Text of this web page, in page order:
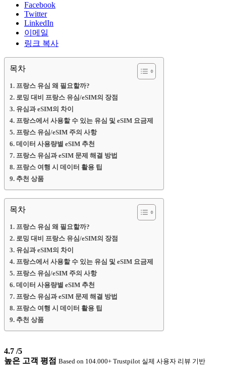
Facebook
Twitter
LinkedIn
이메일
링크 복사
목차
프랑스 유심 왜 필요할까?
로밍 대비 프랑스 유심/eSIM의 장점
유심과 eSIM의 차이
프랑스에서 사용할 수 있는 유심 및 eSIM 요금제
프랑스 유심/eSIM 주의 사항
데이터 사용량별 eSIM 추천
프랑스 유심과 eSIM 문제 해결 방법
프랑스 여행 시 데이터 활용 팁
추천 상품
목차
프랑스 유심 왜 필요할까?
로밍 대비 프랑스 유심/eSIM의 장점
유심과 eSIM의 차이
프랑스에서 사용할 수 있는 유심 및 eSIM 요금제
프랑스 유심/eSIM 주의 사항
데이터 사용량별 eSIM 추천
프랑스 유심과 eSIM 문제 해결 방법
프랑스 여행 시 데이터 활용 팁
추천 상품
4.7 /5
높은 고객 평점 Based on 104.000+ Trustpilot 실제 사용자 리뷰 기반